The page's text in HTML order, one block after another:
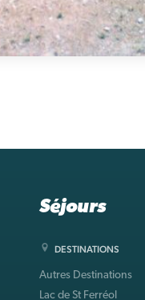
Séjours
DESTINATIONS
Autres Destinations
Lac de St Ferréol